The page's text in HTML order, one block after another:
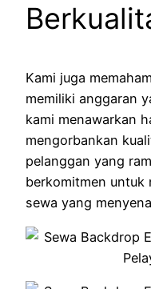
Kami juga
memiliki anggaran
kami menawarkan
mengorbankan
pelanggan yang
berkomitmen untuk
sewa yang